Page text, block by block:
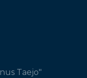
Taejo"